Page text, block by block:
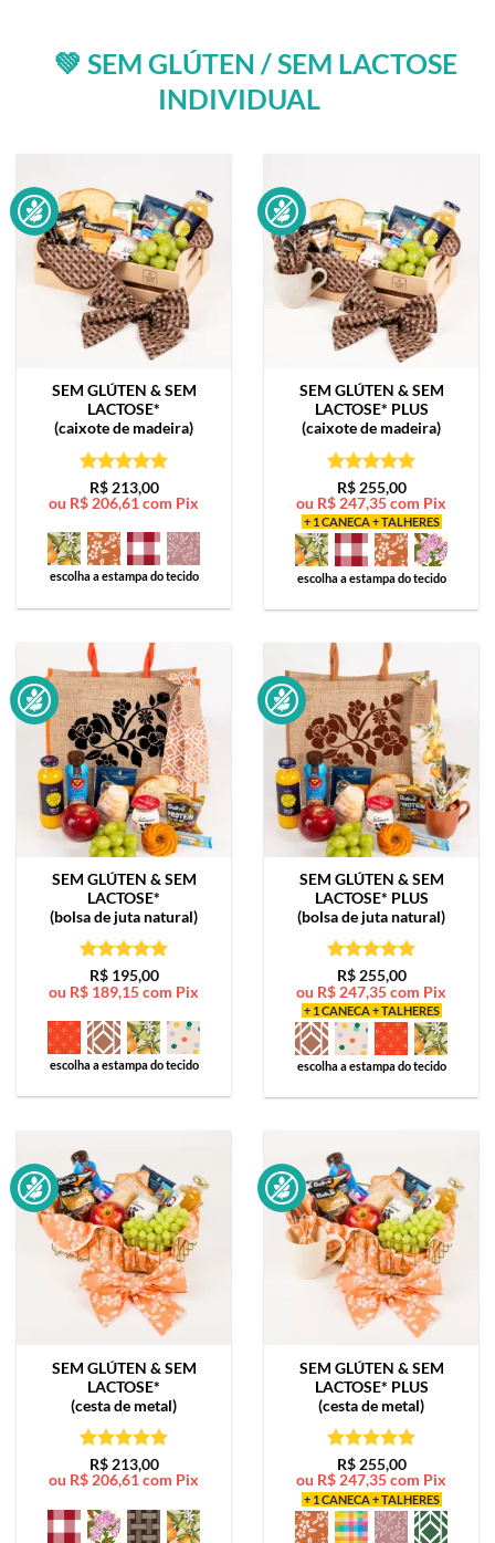
💚 SEM GLÚTEN / SEM LACTOSE
INDIVIDUAL
SEM GLÚTEN & SEM
LACTOSE*
(caixote de madeira)
Avaliação5
de 5
R$213,00
ou R$ 206,61 com Pix
escolha a estampa do tecido
SEM GLÚTEN & SEM
LACTOSE* PLUS
(caixote de madeira)
Avaliação5
de 5
R$255,00
ou R$ 247,35com Pix
+ 1 CANECA + TALHERES
escolha a estampa do tecido
SEM GLÚTEN & SEM
LACTOSE*
(bolsa de juta natural)
Avaliação5
de 5
R$195,00
ou R$ 189,15com Pix
escolha a estampa do tecido
SEM GLÚTEN & SEM
LACTOSE* PLUS
(bolsa de juta natural)
Avaliação5
de 5
R$255,00
ou R$ 247,35com Pix
+ 1 CANECA + TALHERES
escolha a estampa do tecido
SEM GLÚTEN & SEM
LACTOSE*
(cesta de metal)
Avaliação5
de 5
R$213,00
ou R$206,61com Pix
SEM GLÚTEN & SEM
LACTOSE* PLUS
(cesta de metal)
Avaliação5
de 5
R$255,00
ou R$247,35com Pix
+ 1 CANECA + TALHERES